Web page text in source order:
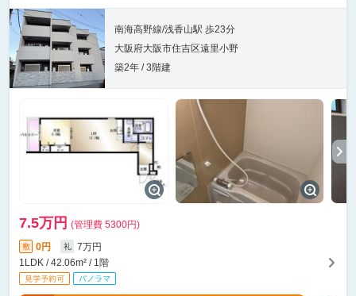
南海高野線/浅香山駅 歩23分
大阪府大阪市住吉区遠里小野
築2年 / 3階建
7.5万円 (管理費 5300円)
敷 0円 礼
7万円
1LDK / 42.06m² / 1階